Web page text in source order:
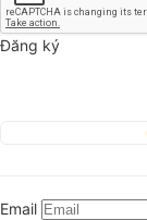
Đăng ký
Email